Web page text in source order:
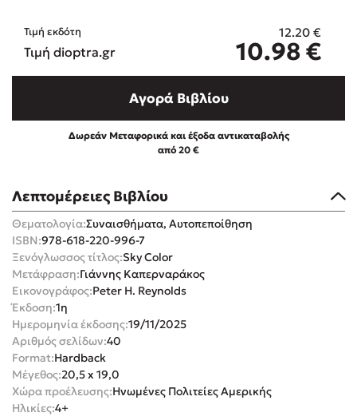
Ιωάννης Γλωσσόπουλος
Δανάη Δεληγεώργη
Πάνω, κάτω, μπροστά, πίσω
Λεπτομέρειες Βιβλίου
Θεματολογία:Συναισθήματα, Αυτοπεποίθηση
ISBN:978-618-220-996-7
Ξενόγλωσσος τίτλος:Sky Color
Μετάφραση:Γιάννης Καπερναράκος
Εικονογράφος:Peter H. Reynolds
Έκδοση:1η
Ημερομηνία έκδοσης:19/11/2025
Αριθμός σελίδων:40
Format:Hardback
Μέγεθος:20,5 x 19,0
Χώρα προέλευσης:Ηνωμένες Πολιτείες Αμερικής
Ηλικίες:4+
Τιμή εκδότη 12.20 €
Τιμή dioptra.gr 10.98€
Αγορά Βιβλίου
Δωρεάν Μεταφορικά και έξοδα αντικαταβολής
από 20 €